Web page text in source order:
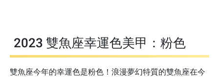
2023 雙魚座幸運色美甲：粉色
雙魚座今年的幸運色是粉色！浪漫夢幻特質的雙魚座在今